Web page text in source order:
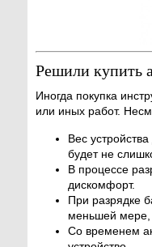
Решили купить
Иногда покупка
или иных работ.
Вес
будет не
В процессе
дискомфорт.
При разрядке
меньшей мере,
Со временем